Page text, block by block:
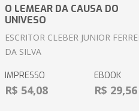
O LEMEAR DA CAUSA DO
UNIVESO
ESCRITOR CLEBER JUNIOR
DA SILVA
IMPRESSO
R$ 54,08
EBOOK
R$ 29,56